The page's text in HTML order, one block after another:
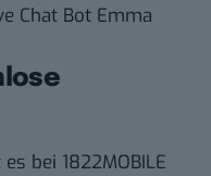
Chat Bot Emma
bei 1822MOBILE